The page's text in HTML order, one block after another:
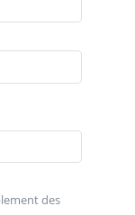
des